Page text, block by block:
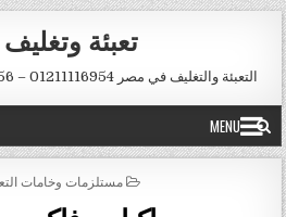
Skip
to
content
تعبئة
التعبئة والتغليف في مصر 01211116954 – 01211116956 – 01211116958
MENU
POSTED
مستلزمات وخامات